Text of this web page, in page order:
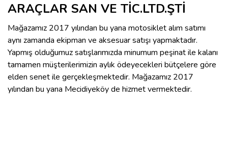
ARAÇLAR SAN VE TİC.LTD.ŞTİ
Mağazamız 2017 yılından bu yana motosiklet alım satımı
aynı zamanda ekipman ve aksesuar satışı yapmaktadır.
Yapmış olduğumuz satışlarımızda minumum peşinat ile kalanı
tamamen müşterilerimizin aylık ödeyecekleri bütçelere göre
elden senet ile gerçekleşmektedir. Mağazamız 2017
yılından bu yana Mecidiyeköy de hizmet vermektedir.